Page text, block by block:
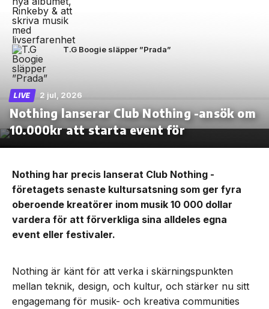
T.G Boogie släpper ”Prada”
LIVE 2 jul, 2026
Nothing lanserar Club Nothing -ansök om
10.000kr att starta event för
Nothing har precis lanserat Club Nothing -
företagets senaste kultursatsning som ger fyra
oberoende kreatörer inom musik 10 000 dollar
vardera för att förverkliga sina alldeles egna
event eller festivaler.
Nothing är känt för att verka i skärningspunkten
mellan teknik, design, och kultur, och stärker nu sitt
engagemang för musik- och kreativa communities